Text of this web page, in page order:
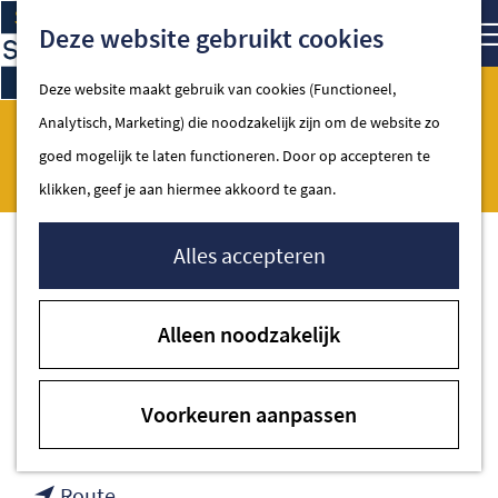
Deze website gebruikt cookies
Deze website maakt gebruik van cookies (Functioneel,
Analytisch, Marketing) die noodzakelijk zijn om de website zo
goed mogelijk te laten functioneren. Door op accepteren te
klikken, geef je aan hiermee akkoord te gaan.
Alles accepteren
Alleen noodzakelijk
Voorkeuren aanpassen
Ga
naar
homepage
SpakenburgLofthus Interiør
Zeilmakersplein 2
Plan je routenaar